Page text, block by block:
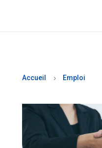
Accueil 5 Emploi